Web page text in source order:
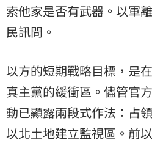
索他家是否有武器。以軍
民訊問。
以方的短期戰略目標，是
真主黨的緩衝區。儘管官
動已顯露兩段式作法：占
以北土地建立監視區。前